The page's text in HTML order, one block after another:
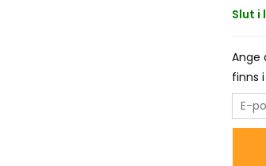
Slut i
Ange
finns
n